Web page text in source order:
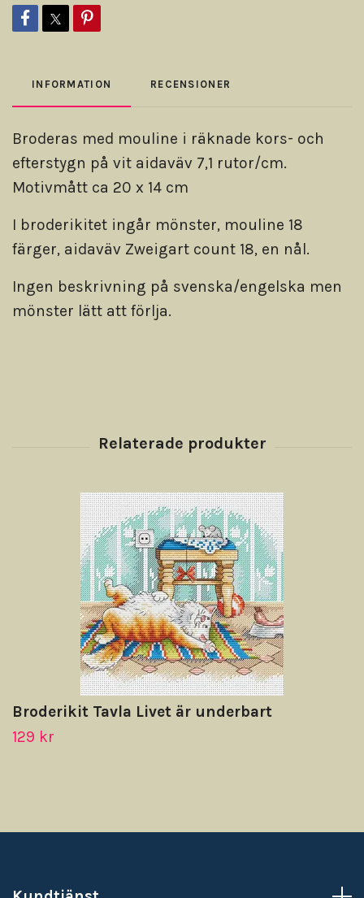
INFORMATION RECENSIONER
Broderas med mouline i räknade kors- och
efterstygn på vit aidaväv 7,1 rutor/cm.
Motivmått ca 20 x 14 cm
I broderikitet ingår mönster, mouline 18
färger, aidaväv Zweigart count 18, en nål.
Ingen beskrivning på svenska/engelska men
mönster lätt att förlja.
Broderikit Tavla Livet är underbart
129 kr